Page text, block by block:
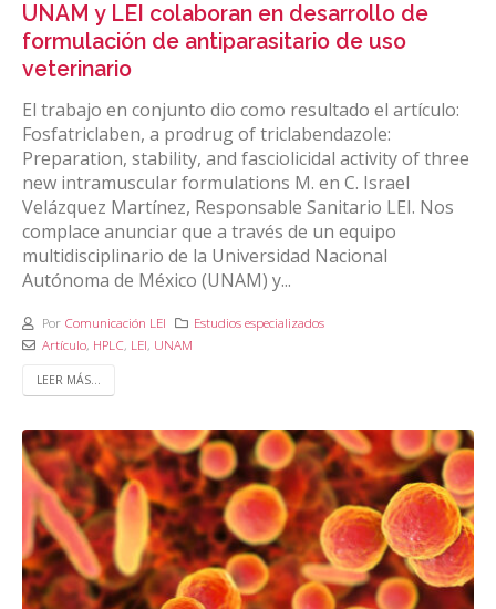
UNAM y LEI colaboran en desarrollo de
formulación de antiparasitario de uso
veterinario
El trabajo en conjunto dio como resultado el artículo:
Fosfatriclaben, a prodrug of triclabendazole:
Preparation, stability, and fasciolicidal activity of three
new intramuscular formulations M. en C. Israel
Velázquez Martínez, Responsable Sanitario LEI. Nos
complace anunciar que a través de un equipo
multidisciplinario de la Universidad Nacional
Autónoma de México (UNAM) y...
Por Comunicación LEI
Estudios especializados
Artículo, HPLC, LEI, UNAM
LEER MÁS...